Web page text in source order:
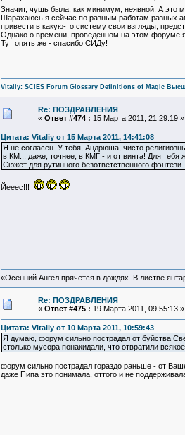
Значит, чушь была, как минимум, неявной. А это
Шарахаюсь я сейчас по разным работам разных
привести в какую-то систему свои взгляды,
Однако о времени, проведенном на этом форуме
Тут опять же - спасибо СИДу!
Vitaliy: SCIES Forum Glossary Definitions of Magic
Re: ПОЗДРАВЛЕНИЯ
« Ответ #474 : 15 Марта 2011, 21:29:19 »
Цитата: Vitaliy от 15 Марта 2011, 14:41:08
Я не согласен. У тебя, Андрюша, чисто
в КМ... даже, точнее, в КМГ - и от винта! Для тебя
Сюжет для рутинного безответственного
Йееес!!!
«Осенний Ангел прячется в дождях. В листве
Re: ПОЗДРАВЛЕНИЯ
« Ответ #475 : 19 Марта 2011, 09:55:13 »
Цитата: Vitaliy от 10 Марта 2011, 10:59:43
Я думаю, форум сильно пострадал от буйства
столько мусора понакидали, что отвратили
форум сильно пострадал гораздо раньше - от
даже Пипа это понимала, оттого и не